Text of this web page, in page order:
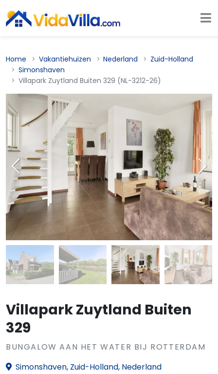
Home Vakantiehuizen Nederland
Zuid-Holland
Simonshaven
Villapark Zuytland Buiten 329 (NL-3212-26)
Villapark Zuytland Buiten
329
BUNGALOW AAN HET WATER BIJ ROTTERDAM
Simonshaven, Zuid-Holland, Nederland